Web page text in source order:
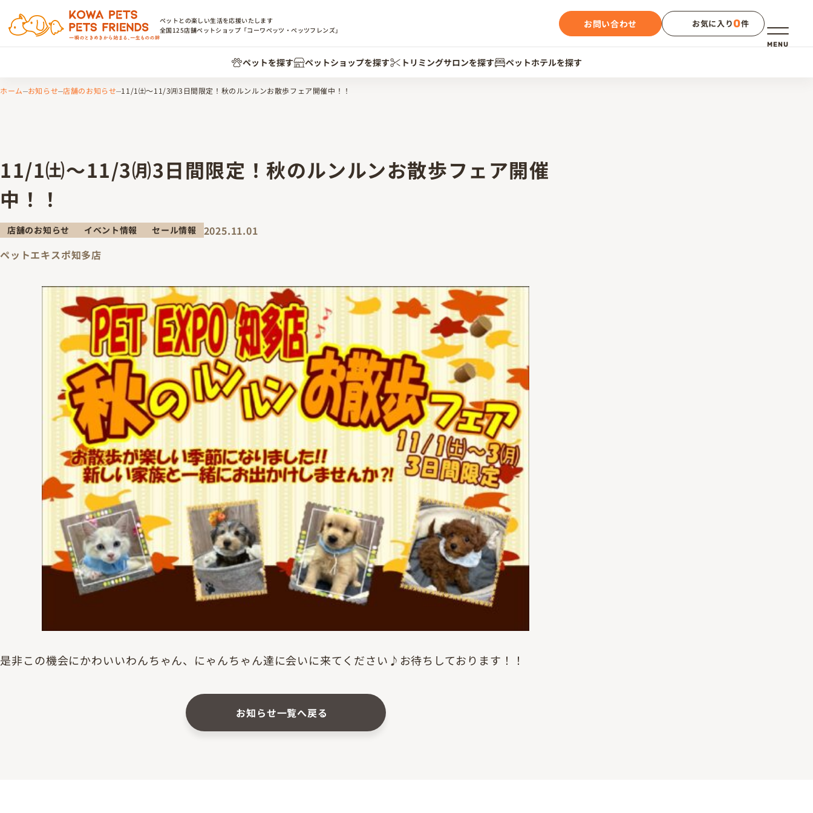
メニュー
MENU
ペットとの楽しい生活を応援いたします
全国125店舗ペットショップ「コーワペッツ・ペッツフレンズ」
お問い合わせ お気に入り0件
ペットを探す ペットショップを探す トリミングサロンを探す ペットホテルを探す
ホーム お知らせ 店舗のお知らせ 11/1㈯～11/3㈪3日間限定！秋のルンルンお散歩フェア開催中！！
11/1㈯～11/3㈪3日間限定！秋のルンルンお散歩フェア開催
中！！
店舗のお知らせ イベント情報 セール情報
2025.11.01
ペットエキスポ知多店
是非この機会にかわいいわんちゃん、にゃんちゃん達に会いに来てください♪お待ちしております！！
お知らせ一覧へ戻る